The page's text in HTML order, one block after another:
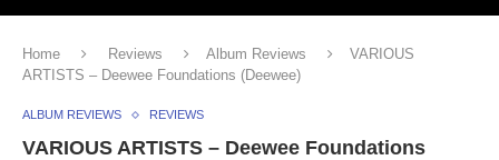
Home Reviews Album Reviews
VARIOUS
ARTISTS – Deewee Foundations (Deewee)
ALBUM REVIEWS REVIEWS
VARIOUS ARTISTS – Deewee Foundations